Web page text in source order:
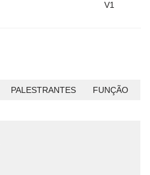
V1
PALESTRANTES FUNÇÃO